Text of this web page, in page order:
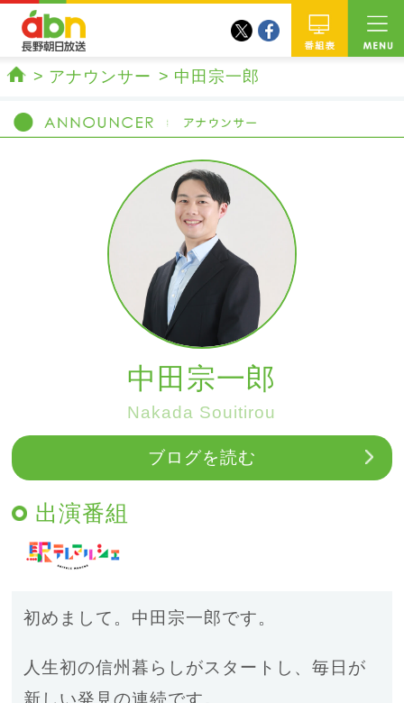
twitterfacebook
アナウンサー 中田宗一郎
中田宗一郎
Nakada Souitirou
ブログを読む
出演番組
初めまして。中田宗一郎です。
人生初の信州暮らしがスタートし、毎日が
新しい発見の連続です。